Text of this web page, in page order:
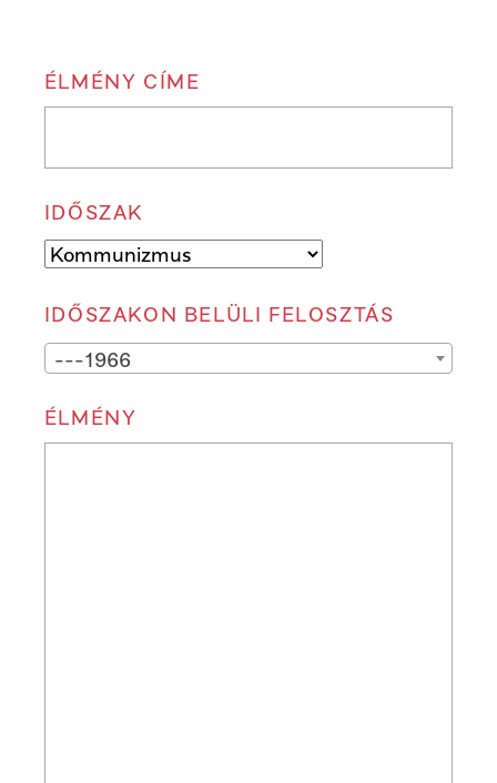
ÉLMÉNY CÍME
IDŐSZAK
IDŐSZAKON BELÜLI FELOSZTÁS
---1966
ÉLMÉNY